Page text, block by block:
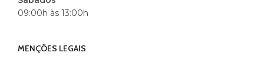
09:00h às 13:00h
MENÇÕES LEGAIS